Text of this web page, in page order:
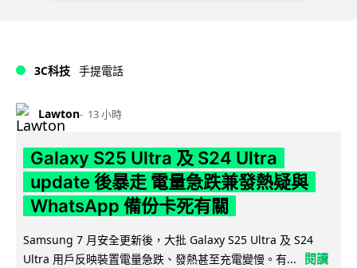
3C科技 手提電話
Lawton 13 小時
Galaxy S25 Ultra 及 S24 Ultra
update 後暴走 電量急跌兼發熱疑與
WhatsApp 備份卡死有關
Samsung 7 月安全更新後，大批 Galaxy S25 Ultra 及 S24
Ultra 用戶反映裝置電量急跌、發熱甚至充電變慢。有...
閱讀